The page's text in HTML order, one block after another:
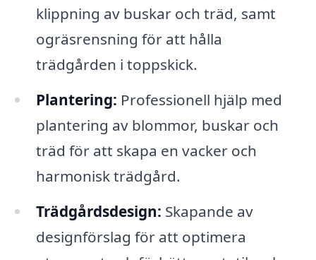
klippning av buskar och träd, samt
ogräsrensning för att hålla
trädgården i toppskick.
Plantering: Professionell hjälp med
plantering av blommor, buskar och
träd för att skapa en vacker och
harmonisk trädgård.
Trädgårdsdesign: Skapande av
designförslag för att optimera